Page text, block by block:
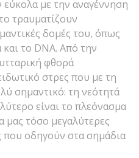
με την αναγέννηση
τραυματίζουν
δομές του, όπως
και το DNA. Από την
φθορά
στρες που με τη
σημαντικό: τη νεότητά
είναι το πλεόνασμα
τόσο μεγαλύτερες
που οδηγούν στα σημάδια